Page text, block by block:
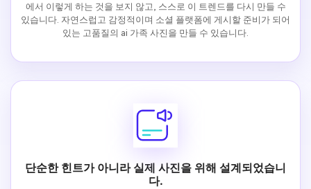
에서 이렇게 하는 것을 보지 않고, 스스로 이 트렌드를 다시 만들 수
있습니다. 자연스럽고 감정적이며 소셜 플랫폼에 게시할 준비가 되어
있는 고품질의 ai 가족 사진을 만들 수 있습니다.
단순한 힌트가 아니라 실제 사진을 위해 설계되었습니
다.